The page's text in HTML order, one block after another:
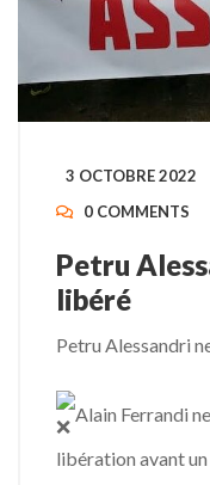
3 OCTOBRE 2022
0 COMMENTS
Petru
libéré
Petru Alessandri
Alain Ferrandi
libération avant un